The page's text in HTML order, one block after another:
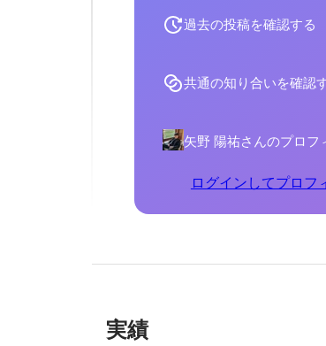
過去の投稿を確認する
共通の知り合いを確認
矢野 陽祐さんのプロフ
ログインしてプロフ
実績